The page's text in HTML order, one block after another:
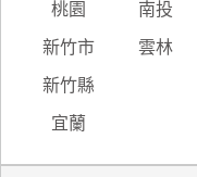
桃園 南投
新竹市 雲林
新竹縣
宜蘭